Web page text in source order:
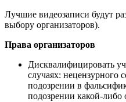
Лучшие видеозаписи будут
выбору организаторов).
Права организаторов
Дисквалифицировать
случаях: нецензурного
подозрении в
подозрении какой-либо